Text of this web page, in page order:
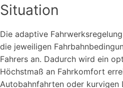
Situation
Die adaptive
die jeweiligen
Fahrers an. Dadurch wird ein
Höchstmaß an Fahrkomfort
Autobahnfahrten oder kurvigen